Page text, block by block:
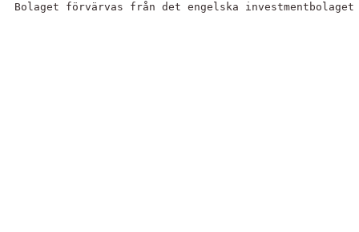
Bolaget förvärvas från det engelska